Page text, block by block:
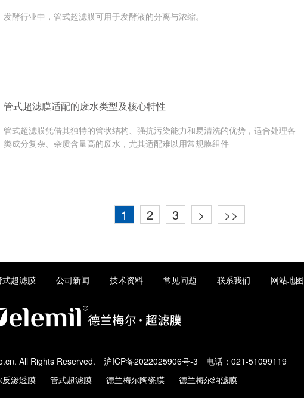
发酵行业中，管式超滤膜可用于发酵液的分离与浓缩。
管式超滤膜适配的废水类型及核心特性
管式超滤膜凭借其独特的管状结构、强抗污染能力和易清洗的优势，适合处理各
类成分复杂、杂质含量高的废水，尤其适配难以用常规膜组件
1 2 3 > >>
式超滤膜 公司新闻 技术资料 常见问题 联系我们 网站地图
All Rights Reserved. 沪ICP备2022025906号-3
电话：021-51099119
渗透膜 管式超滤膜 德兰梅尔陶瓷膜 德兰梅尔纳滤膜